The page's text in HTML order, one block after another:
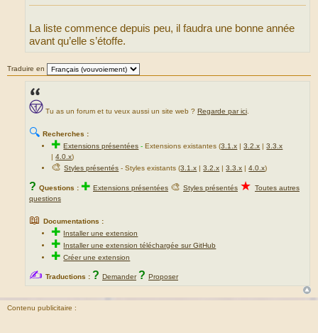
La liste commence depuis peu, il faudra une bonne année
avant qu’elle s’étoffe.
Traduire en
Tu as un forum et tu veux aussi un site web ? Regarde par ici.
🔍 Recherches :
✚Extensions présentées - Extensions existantes (3.1.x |3.2.x |3.3.x
|4.0.x)
🎨Styles présentés - Styles existants (3.1.x |3.2.x |3.3.x |4.0.x)
? Questions : ✚ Extensions présentées 🎨 Styles présentés ★ Toutes autres
questions
📖 Documentations :
✚ Installer une extension
✚ Installer une extension téléchargée sur GitHub
✚Créer une extension
✍ Traductions : ? Demander ? Proposer
Contenu publicitaire :